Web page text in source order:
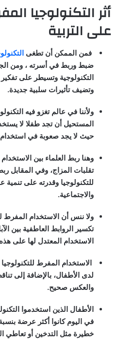
أثر التكنولوجيا
على التربية
فمن الممكن أن تطغى
ضبط وربط في أسرته ، ومن
التكنولوجية وتسيطر على
وتضيف تأثيرات سلبية جديدة.
ولأننا في عالم تغزو فيه
المستحيل أن تجد طفلا لا
حيث لا يجد صعوبة في استخدام
وهنا ربط العلماء بين
تقلبات المزاج، وفي المقابل
للتكنولوجيا وقدرته على تنمية
والاجتماعية.
ولا ننس أن الاستخدام المفرط
تكسير الروابط العاطفية بين
الاستخدام المعتدل لها على
الاستخدام المفرط
لدى الأطفال، بالإضافة إلى
والعكس صحيح.
خطيرة مثل التدخين أو تعاطي